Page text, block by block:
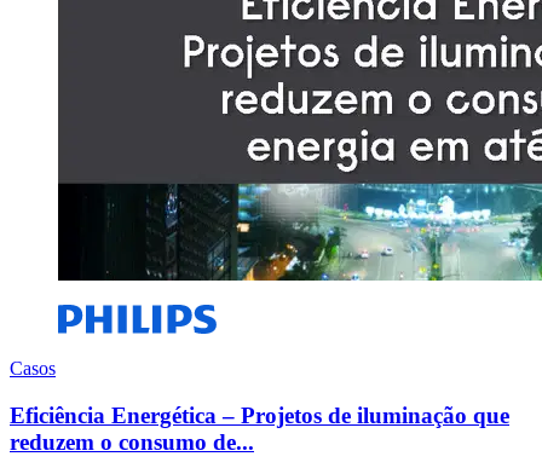
Casos
Eficiência Energética – Projetos de iluminação que
reduzem o consumo de...